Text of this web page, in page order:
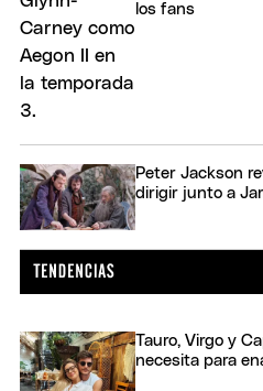
los fans
Peter Jackson
dirigir junto a
Tauro, Virgo y
necesita para